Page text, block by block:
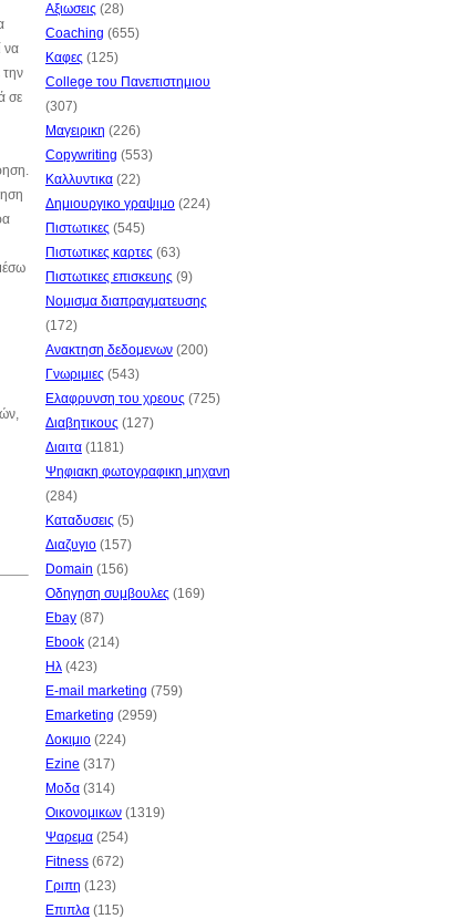
να
την
σε
Αξιωσεις (28)
Coaching (655)
Καφες (125)
College του Πανεπιστημιου
(307)
Μαγειρικη (226)
Copywriting (553)
Καλλυντικα (22)
Δημιουργικο γραψιμο (224)
Πιστωτικες (545)
Πιστωτικες καρτες (63)
Πιστωτικες επισκευης (9)
Νομισμα διαπραγματευσης
(172)
Ανακτηση δεδομενων (200)
Γνωριμιες (543)
Ελαφρυνση του χρεους (725)
Διαβητικους (127)
Διαιτα (1181)
Ψηφιακη φωτογραφικη μηχανη
(284)
Καταδυσεις (5)
Διαζυγιο (157)
Domain (156)
Οδηγηση συμβουλες (169)
Ebay (87)
Ebook (214)
Ηλ (423)
E-mail marketing (759)
Emarketing (2959)
Δοκιμιο (224)
Ezine (317)
Μοδα (314)
Οικονομικων (1319)
Ψαρεμα (254)
Fitness (672)
Γριπη (123)
Επιπλα (115)